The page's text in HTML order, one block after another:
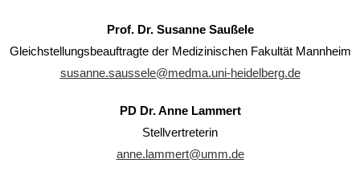
Prof. Dr. Susanne Saußele
Gleichstellungsbeauftragte der Medizinischen Fakultät Mannheim
susanne.saussele@medma.uni-heidelberg.de
PD Dr. Anne Lammert
Stellvertreterin
anne.lammert@umm.de